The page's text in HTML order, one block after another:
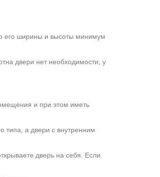
его ширины и высоты минимум
двери нет необходимости, у
и при этом иметь
типа, а двери с внутренним
дверь на себя. Если